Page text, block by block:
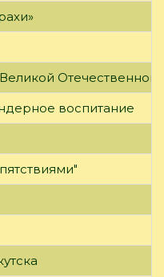
Отечественной
воспитание